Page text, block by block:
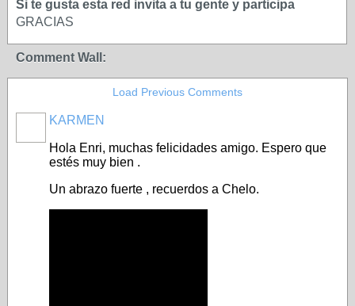
Si te gusta esta red invita a tu gente y participa
GRACIAS
Comment Wall:
Load Previous Comments
KARMEN
Hola Enri, muchas felicidades amigo. Espero que
estés muy bien .
Un abrazo fuerte , recuerdos a Chelo.